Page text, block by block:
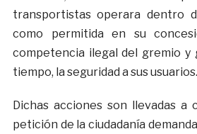
transportistas operara dentro
como permitida en su
competencia ilegal del gremio y
tiempo, la seguridad a sus usuarios.
Dichas acciones son llevadas a
petición de la ciudadanía